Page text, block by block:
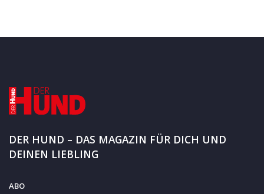
DER HUND – DAS MAGAZIN FÜR DICH UND
DEINEN LIEBLING
ABO